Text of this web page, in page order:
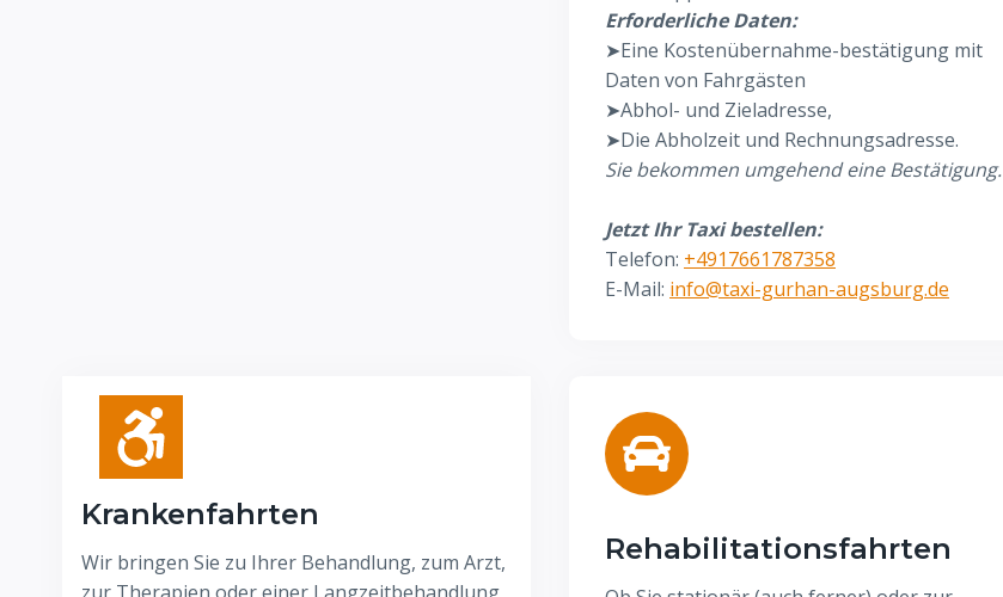
Erforderliche Daten:
➤Eine Kostenübernahme-bestätigung mit
Daten von Fahrgästen
➤Abhol- und Zieladresse,
➤Die Abholzeit und Rechnungsadresse.
Sie bekommen umgehend eine Bestätigung.
Jetzt Ihr Taxi bestellen:
Telefon: +4917661787358
E-Mail: info@taxi-gurhan-augsburg.de
Krankenfahrten
Wir bringen Sie zu Ihrer Behandlung, zum Arzt,
Rehabilitationsfahrten